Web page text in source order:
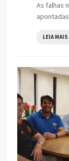
As falhas
LEIA MAIS